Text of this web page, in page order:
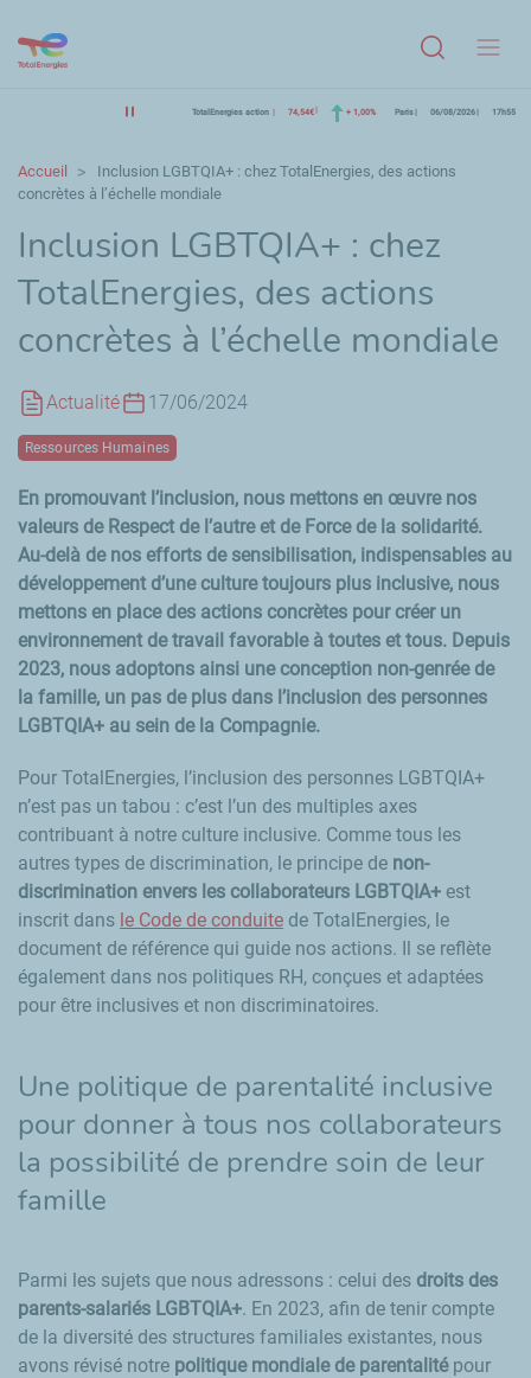
TotalEnergies action 74,54€ + 1,00% Paris 06/08/2026 17h55
Accueil
Inclusion LGBTQIA+ : chez TotalEnergies, des actions
concrètes à l’échelle mondiale
Inclusion LGBTQIA+ : chez
TotalEnergies, des actions
concrètes à l’échelle mondiale
Actualité 17/06/2024
Ressources Humaines
En promouvant l’inclusion, nous mettons en œuvre nos
valeurs de Respect de l’autre et de Force de la solidarité.
Au-delà de nos efforts de sensibilisation, indispensables au
développement d’une culture toujours plus inclusive, nous
mettons en place des actions concrètes pour créer un
environnement de travail favorable à toutes et tous. Depuis
2023, nous adoptons ainsi une conception non-genrée de
la famille, un pas de plus dans l’inclusion des personnes
LGBTQIA+ au sein de la Compagnie.
Pour TotalEnergies, l’inclusion des personnes LGBTQIA+
n’est pas un tabou : c’est l’un des multiples axes
contribuant à notre culture inclusive. Comme tous les
autres types de discrimination, le principe de non-
discrimination envers les collaborateurs LGBTQIA+ est
inscrit dans le Code de conduite de TotalEnergies, le
document de référence qui guide nos actions. Il se reflète
également dans nos politiques RH, conçues et adaptées
pour être inclusives et non discriminatoires.
Une politique de parentalité inclusive
pour donner à tous nos collaborateurs
la possibilité de prendre soin de leur
famille
Parmi les sujets que nous adressons : celui des droits des
parents-salariés LGBTQIA+. En 2023, afin de tenir compte
de la diversité des structures familiales existantes, nous
avons révisé notre politique mondiale de parentalitépour